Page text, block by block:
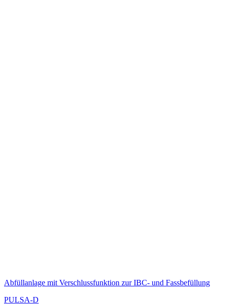
Abfüllanlage mit Verschlussfunktion zur IBC- und Fassbefüllung
PULSA-D